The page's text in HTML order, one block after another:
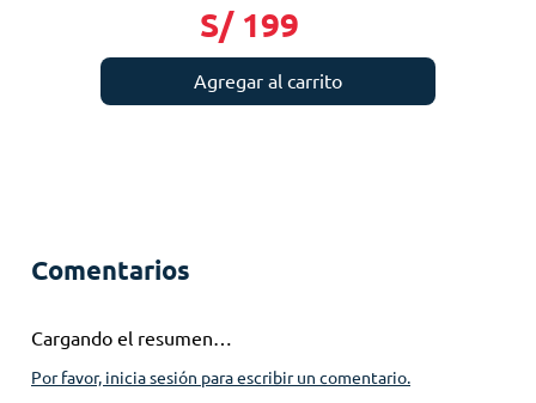
S/ 199
Agregar al carrito
Comentarios
Cargando el resumen…
Por favor, inicia sesión para escribir un comentario.